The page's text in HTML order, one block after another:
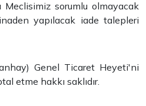
Meclisimiz sorumlu olmayacak
yapılacak iade talepleri
Genel Ticaret Heyeti'ni
etme hakkı saklıdır.